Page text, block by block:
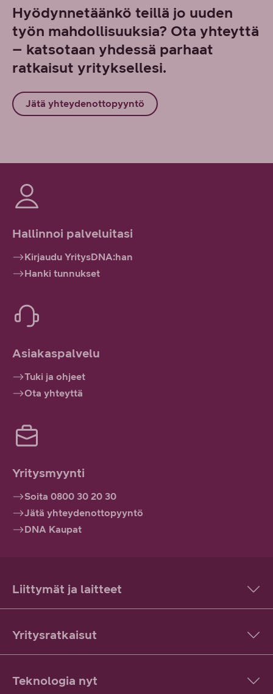
Hyödynnetäänkö teillä jo uuden
työn mahdollisuuksia? Ota yhteyttä
– katsotaan yhdessä parhaat
ratkaisut yrityksellesi.
Jätä yhteydenottopyyntö
Hallinnoi palveluitasi
Kirjaudu YritysDNA:han
Hanki tunnukset
Asiakaspalvelu
Tuki ja ohjeet
Ota yhteyttä
Yritysmyynti
Soita 0800 30 20 30
Jätä yhteydenottopyyntö
DNA Kaupat
Liittymät ja laitteet
Yritysratkaisut
Teknologia nyt